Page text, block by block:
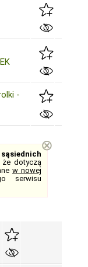
-
sąsiednich
że dotyczą
w nowej
serwisu
⊗